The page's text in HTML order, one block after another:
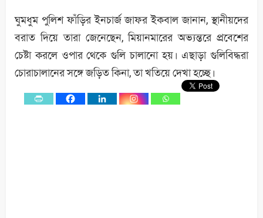
ঘুমধুম পুলিশ ফাঁড়ির ইনচার্জ জাফর ইকবাল জানান, স্থানীয়দের
বরাত দিয়ে তারা জেনেছেন, মিয়ানমারের অভ্যন্তরে প্রবেশের
চেষ্টা করলে ওপার থেকে গুলি চালানো হয়। এছাড়া গুলিবিদ্ধরা
চোরাচালানের সঙ্গে জড়িত কিনা, তা খতিয়ে দেখা হচ্ছে।